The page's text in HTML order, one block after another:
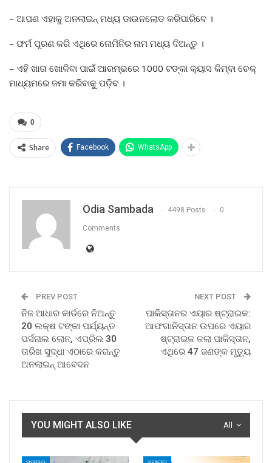
– ଆପଣ ଏହାକୁ ଅନଲାଇନ୍ ମଧ୍ୟ ଡାଉନଲୋଡ କରିପାରିବେ ।
– ଫର୍ମ ପୂରଣ କରି ଏଥିରେ ନୋମିନିର ନାମ ମଧ୍ୟ ଦିଅନ୍ତୁ ।
– ଏହି ଖାତା ଖୋଳିବା ପାଇଁ ଆରମ୍ଭରେ 1000 ଟଙ୍କା କ୍ୟାସ କିମ୍ବା ଚେକ୍
ମାଧ୍ୟମରେ ଜମା କରିବାକୁ ପଡ଼ିବ ।
0
Share Facebook WhatsApp
Odia Sambada 4498 Posts 0
Comments
PREV POST
ନିଜ ଆଧାର କାର୍ଡରେ ନିଅନ୍ତୁ
20 ଲକ୍ଷ ଟଙ୍କା ପର୍ଯ୍ୟନ୍ତ
ପର୍ସନାଲ ଲୋନ, ଏପ୍ରିଲ 30
ତାରିଖ ସୁଦ୍ଧା ଏଠାରେ କରନ୍ତୁ
ଅନଲାଇନ୍ ଆବେଦନ
NEXT POST
ପାକିସ୍ତାନର ଏୟାର ଷ୍ଟ୍ରାଇକ:
ଆଫଗାନିସ୍ତାନ ଉପରେ ଏୟାର
ଷ୍ଟ୍ରାଇକ କଲା ପାକିସ୍ତାନ,
ଏଥିରେ 47 ଜଣଙ୍କ ମୃତ୍ୟୁ
All
YOU MIGHT ALSO LIKE